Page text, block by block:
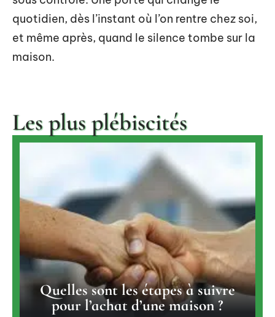
quotidien, dès l’instant où l’on rentre chez soi,
et même après, quand le silence tombe sur la
maison.
Les plus plébiscités
Quelles sont les étapes à suivre
pour l’achat d’une maison ?